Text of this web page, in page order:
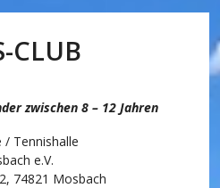
CLUB
zwischen 8 – 12 Jahren
/ Tennishalle
e.V.
74821 Mosbach